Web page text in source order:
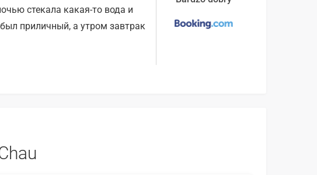
стекала какая-то вода и
приличный, а утром завтрак